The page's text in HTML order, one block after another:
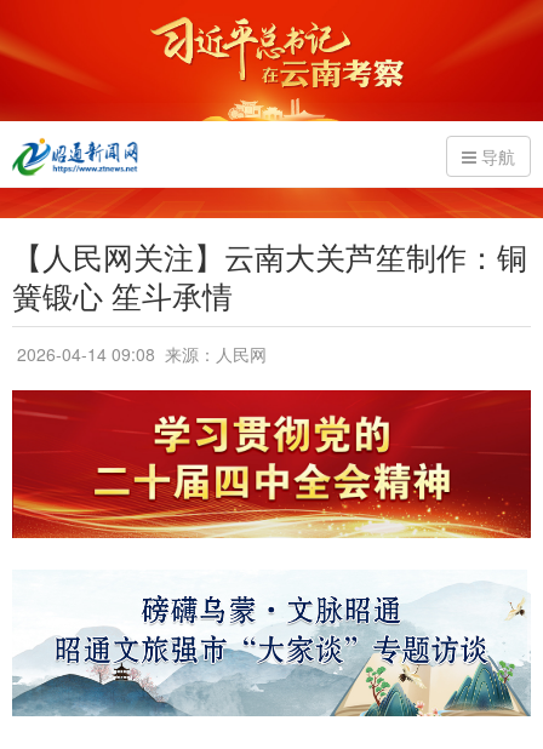
导航
【人民网关注】云南大关芦笙制作：铜
簧锻心 笙斗承情
2026-04-14 09:08 来源：人民网